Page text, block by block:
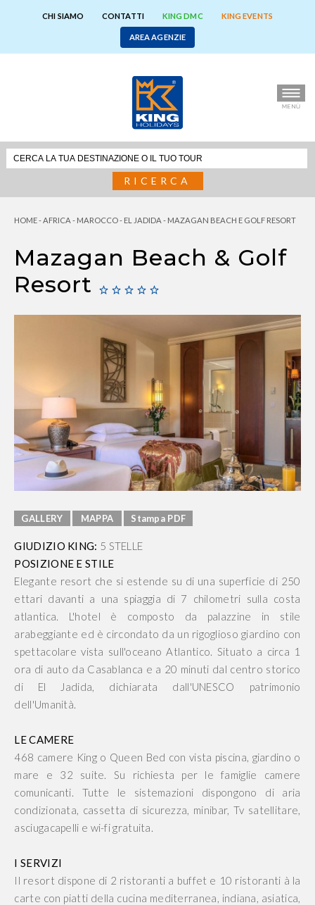
CHI SIAMO CONTATTI KING DMC KING EVENTS
AREA AGENZIE
RICERCA
HOME-AFRICA - MAROCCO- EL JADIDA - MAZAGAN BEACH E GOLF RESORT
Mazagan Beach & Golf
Resort
GALLERY MAPPA Stampa PDF
GIUDIZIO KING: 5 STELLE
POSIZIONE E STILE
Elegante resort che si estende su di una superficie di 250
ettari davanti a una spiaggia di 7 chilometri sulla costa
atlantica. L'hotel è composto da palazzine in stile
arabeggiante ed è circondato da un rigoglioso giardino con
spettacolare vista sull'oceano Atlantico. Situato a circa 1
ora di auto da Casablanca e a 20 minuti dal centro storico
di El Jadida, dichiarata dall'UNESCO patrimonio
dell'Umanità.
LE CAMERE
468 camere King o Queen Bed con vista piscina, giardino o
mare e 32 suite. Su richiesta per le famiglie camere
comunicanti. Tutte le sistemazioni dispongono di aria
condizionata, cassetta di sicurezza, minibar, Tv satellitare,
asciugacapelli e wi-fi gratuita.
I SERVIZI
Il resort dispone di 2 ristoranti a buffet e 10 ristoranti à la
carte con piatti della cucina mediterranea, indiana, asiatica,